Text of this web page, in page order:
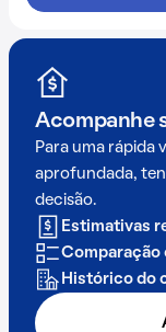
Acompanhe
Para uma rápida
aprofundada,
decisão.
Estimativas
Comparação
Histórico do